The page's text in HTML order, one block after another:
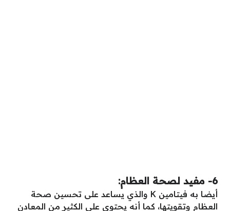
6- مفيد لصحة العظام:
أيضا به فيتامين K والذي يساعد على تحسين صحة
العظام وتقويتها، كما أنه يحتوي على الكثير من المعادن